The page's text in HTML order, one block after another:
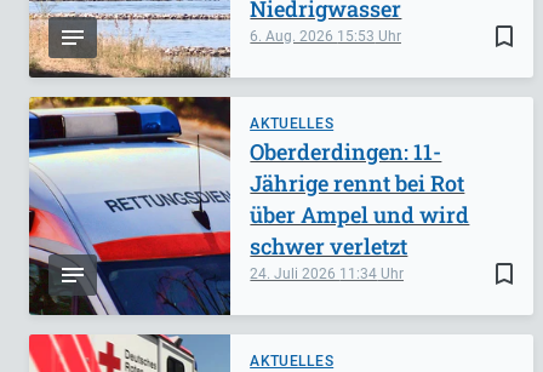
bookmark_border
6. Aug. 2026 15:53
Niedrigwasser
AKTUELLES
bookmark_border
24. Juli 2026 11:34
Oberderdingen: 11-
Jährige rennt bei Rot
über Ampel und wird
schwer verletzt
AKTUELLES